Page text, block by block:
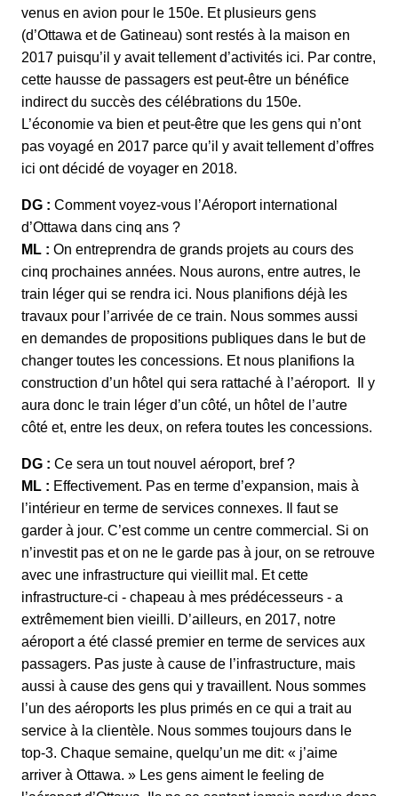
venus en avion pour le 150e. Et plusieurs gens
(d’Ottawa et de Gatineau) sont restés à la maison en
2017 puisqu’il y avait tellement d’activités ici. Par contre,
cette hausse de passagers est peut-être un bénéfice
indirect du succès des célébrations du 150e.
L’économie va bien et peut-être que les gens qui n’ont
pas voyagé en 2017 parce qu’il y avait tellement d’offres
ici ont décidé de voyager en 2018.
DG : Comment voyez-vous l’Aéroport international
d’Ottawa dans cinq ans ?
ML : On entreprendra de grands projets au cours des
cinq prochaines années. Nous aurons, entre autres, le
train léger qui se rendra ici. Nous planifions déjà les
travaux pour l’arrivée de ce train. Nous sommes aussi
en demandes de propositions publiques dans le but de
changer toutes les concessions. Et nous planifions la
construction d’un hôtel qui sera rattaché à l’aéroport. Il y
aura donc le train léger d’un côté, un hôtel de l’autre
côté et, entre les deux, on refera toutes les concessions.
DG : Ce sera un tout nouvel aéroport, bref ?
ML : Effectivement. Pas en terme d’expansion, mais à
l’intérieur en terme de services connexes. Il faut se
garder à jour. C’est comme un centre commercial. Si on
n’investit pas et on ne le garde pas à jour, on se retrouve
avec une infrastructure qui vieillit mal. Et cette
infrastructure-ci - chapeau à mes prédécesseurs - a
extrêmement bien vieilli. D’ailleurs, en 2017, notre
aéroport a été classé premier en terme de services aux
passagers. Pas juste à cause de l’infrastructure, mais
aussi à cause des gens qui y travaillent. Nous sommes
l’un des aéroports les plus primés en ce qui a trait au
service à la clientèle. Nous sommes toujours dans le
top-3. Chaque semaine, quelqu’un me dit: « j’aime
arriver à Ottawa. » Les gens aiment le feeling de